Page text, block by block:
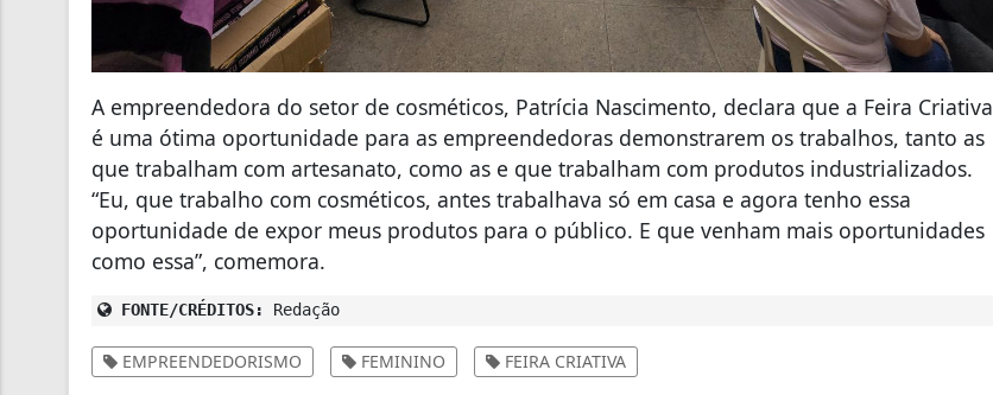
A empreendedora do setor de cosméticos, Patrícia Nascimento, declara que a Feira Criativa
é uma ótima oportunidade para as empreendedoras demonstrarem os trabalhos, tanto as
que trabalham com artesanato, como as e que trabalham com produtos industrializados.
“Eu, que trabalho com cosméticos, antes trabalhava só em casa e agora tenho essa
oportunidade de expor meus produtos para o público. E que venham mais oportunidades
como essa”, comemora.
FONTE/CRÉDITOS: Redação
EMPREENDEDORISMO FEMININO FEIRA CRIATIVA